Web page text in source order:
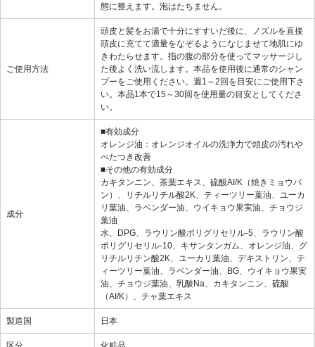
態に整えます。泡はたちません。
ご使用方法
頭皮と髪をお湯で十分にすすいだ後に、ノズルを直接
頭皮に充てて適量をなぞるようになじませて地肌にゆ
きわたらせます。指の腹の部分を使ってマッサージし
た後よく洗い流します。本品を使用後に通常のシャン
プーをご使用ください。週1～2回を目安にご使用下さ
い。本品1本で15～30回を使用量の目安としてくださ
い。
成分
■有効成分
オレンジ油：オレンジオイルの洗浄力で頭皮の汚れや
べたつき改善
■その他の有効成分
カキタンニン、茶葉エキス、硫酸AI/K（焼きミョウバ
ン）、リチルリチル酸2K、ティーツリー葉油、ユーカ
リ葉油、ラベンダー油、ウイキョウ果実油、チョウジ
葉油
水、DPG、ラウリン酸ポリグリセリル-5、ラウリン酸
ポリグリセリル-10、キサンタンガム、オレンジ油、グ
リチルリチン酸2K、ユーカリ葉油、デキストリン、テ
ィーツリー葉油、ラベンダー油、BG、ウイキョウ果実
油、チョウジ葉油、乳酸Na、カキタンニン、硫酸
（AI/K）、チャ葉エキス
製造国 日本